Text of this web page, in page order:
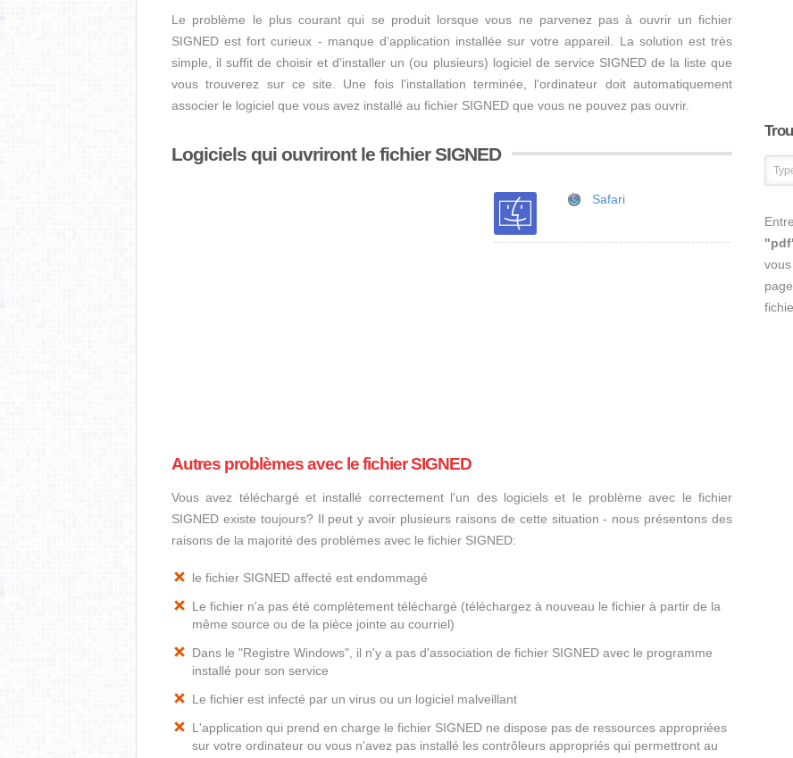
Le problème le plus courant qui se produit lorsque vous ne parvenez pas à ouvrir un fichier
SIGNED est fort curieux - manque d’application installée sur votre appareil. La solution est très
simple, il suffit de choisir et d'installer un (ou plusieurs) logiciel de service SIGNED de la liste que
vous trouverez sur ce site. Une fois l'installation terminée, l'ordinateur doit automatiquement
associer le logiciel que vous avez installé au fichier SIGNED que vous ne pouvez pas ouvrir.
Logiciels qui ouvriront le fichier SIGNED
Safari
Autres problèmes avec le fichier SIGNED
Vous avez téléchargé et installé correctement l'un des logiciels et le problème avec le fichier
SIGNED existe toujours? Il peut y avoir plusieurs raisons de cette situation - nous présentons des
raisons de la majorité des problèmes avec le fichier SIGNED:
le fichier SIGNED affecté est endommagé
Le fichier n'a pas été complètement téléchargé (téléchargez à nouveau le fichier à partir de la
même source ou de la pièce jointe au courriel)
Dans le "Registre Windows", il n'y a pas d'association de fichier SIGNED avec le programme
installé pour son service
Le fichier est infecté par un virus ou un logiciel malveillant
L'application qui prend en charge le fichier SIGNED ne dispose pas de ressources appropriées
sur votre ordinateur ou vous n'avez pas installé les contrôleurs appropriés qui permettront au